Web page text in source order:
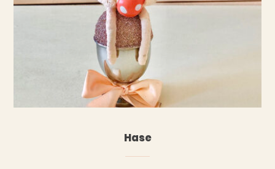
WEITERLESEN
Hase